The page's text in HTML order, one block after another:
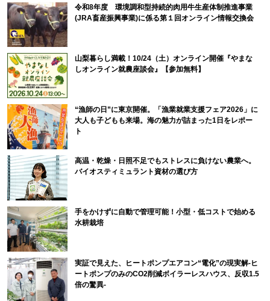
令和8年度 環境調和型持続的肉用牛生産体制推進事業
(JRA畜産振興事業)に係る第１回オンライン情報交換会
山梨暮らし満載！10/24（土）オンライン開催『やまな
しオンライン就農座談会』【参加無料】
“漁師の日”に東京開催。「漁業就業支援フェア2026」に
大人も子どもも来場。海の魅力が詰まった1日をレポー
ト
高温・乾燥・日照不足でもストレスに負けない農業へ。
バイオスティミュラント資材の選び方
手をかけずに自動で管理可能！小型・低コストで始める
水耕栽培
実証で見えた、ヒートポンプエアコン“電化”の現実解-ヒ
ートポンプのみのCO2削減ボイラーレスハウス、反収1.5
倍の驚異-